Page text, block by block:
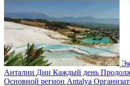
Анталии Дни Каждый день
Основной регион Antalya